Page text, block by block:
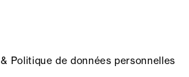
Politique de données personnelles